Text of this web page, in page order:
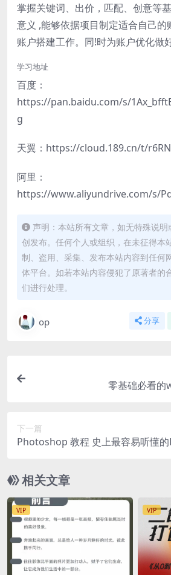
掌握关键词、出价，匹配、创意等
意义 ,能够依据项目制定适合自己的
账户搭建工作。同!时为账户优化做
学习地址
百度：
https://pan.baidu.com/s/
g
天翼：https://cloud.189.cn/t/
阿里：
https://www.aliyundrive.com/s/
声明：本站所有文章，如无特殊说
创发布。任何个人或组织，在未征得本
制、盗用、采集、发布本站内容到任何
体平台。如若本站内容侵犯了原著者的
们进行处理。
op 分享
零基础必看的
下一篇
Photoshop 教程 史上最容易听懂的
相关文章
VIP VIP